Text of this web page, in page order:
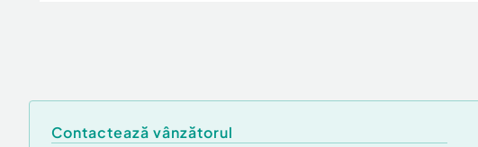
Contactează vânzătorul